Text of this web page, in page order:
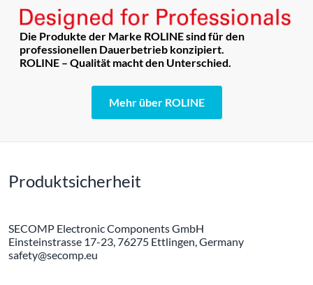
Die Produkte der Marke ROLINE sind für den
professionellen Dauerbetrieb konzipiert.
ROLINE – Qualität macht den Unterschied.
Mehr über ROLINE
Produktsicherheit
SECOMP Electronic Components GmbH
Einsteinstrasse 17-23, 76275 Ettlingen, Germany
safety@secomp.eu